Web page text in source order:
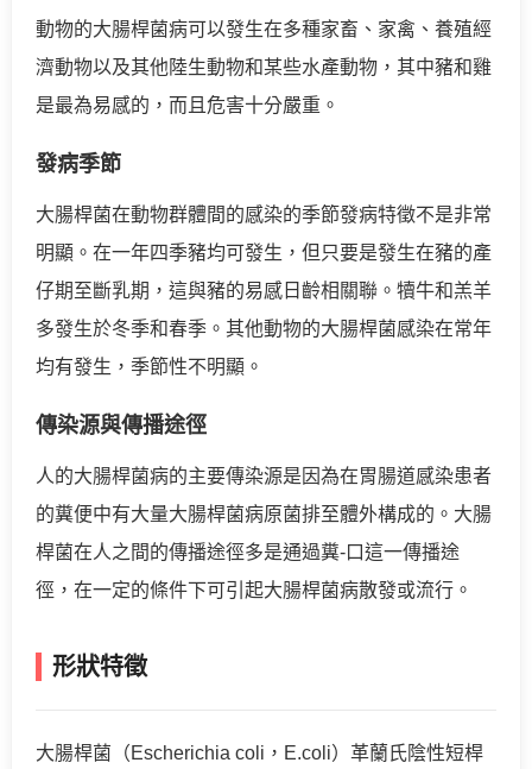
動物的大腸桿菌病可以發生在多種家畜、家禽、養殖經
濟動物以及其他陸生動物和某些水產動物，其中豬和雞
是最為易感的，而且危害十分嚴重。
發病季節
大腸桿菌在動物群體間的感染的季節發病特徵不是非常
明顯。在一年四季豬均可發生，但只要是發生在豬的產
仔期至斷乳期，這與豬的易感日齡相關聯。犢牛和羔羊
多發生於冬季和春季。其他動物的大腸桿菌感染在常年
均有發生，季節性不明顯。
傳染源與傳播途徑
人的大腸桿菌病的主要傳染源是因為在胃腸道感染患者
的糞便中有大量大腸桿菌病原菌排至體外構成的。大腸
桿菌在人之間的傳播途徑多是通過糞-口這一傳播途
徑，在一定的條件下可引起大腸桿菌病散發或流行。
形狀特徵
大腸桿菌（Escherichia coli，E.coli）革蘭氏陰性短桿